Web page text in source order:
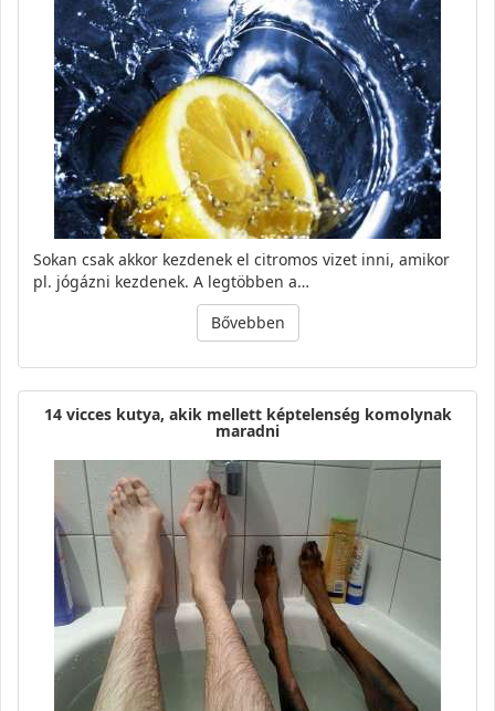
Sokan csak akkor kezdenek el citromos vizet inni, amikor
pl. jógázni kezdenek. A legtöbben a…
Bővebben
14 vicces kutya, akik mellett képtelenség komolynak
maradni